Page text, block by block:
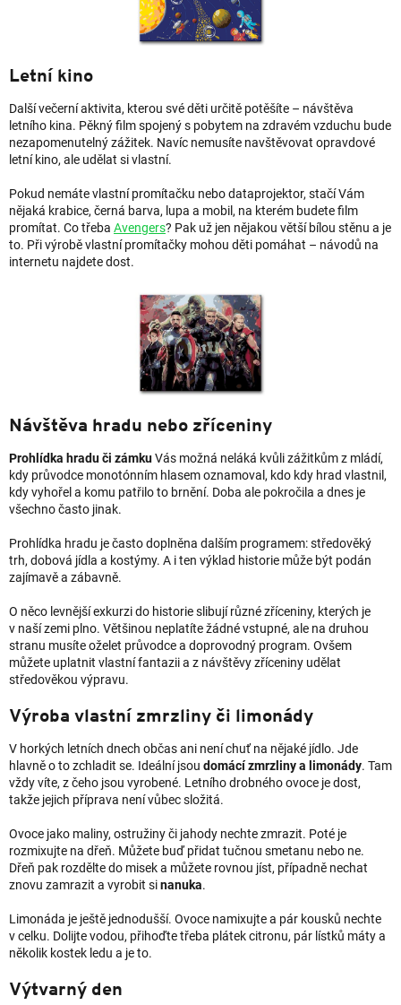
Letní kino
Další večerní aktivita, kterou své děti určitě potěšíte – návštěva
letního kina. Pěkný film spojený s pobytem na zdravém vzduchu bude
nezapomenutelný zážitek. Navíc nemusíte navštěvovat opravdové
letní kino, ale udělat si vlastní.
Pokud nemáte vlastní promítačku nebo dataprojektor, stačí Vám
nějaká krabice, černá barva, lupa a mobil, na kterém budete film
promítat. Co třeba Avengers? Pak už jen nějakou větší bílou stěnu a je
to. Při výrobě vlastní promítačky mohou děti pomáhat – návodů na
internetu najdete dost.
Návštěva hradu nebo zříceniny
Prohlídka hradu či zámkuVás možná neláká kvůli zážitkům z mládí,
kdy průvodce monotónním hlasem oznamoval, kdo kdy hrad vlastnil,
kdy vyhořel a komu patřilo to brnění. Doba ale pokročila a dnes je
všechno často jinak.
Prohlídka hradu je často doplněna dalším programem: středověký
trh, dobová jídla a kostýmy. A i ten výklad historie může být podán
zajímavě a zábavně.
O něco levnější exkurzi do historie slibují různé zříceniny, kterých je
v naší zemi plno. Většinou neplatíte žádné vstupné, ale na druhou
stranu musíte oželet průvodce a doprovodný program. Ovšem
můžete uplatnit vlastní fantazii a z návštěvy zříceniny udělat
středověkou výpravu.
Výroba vlastní zmrzliny či limonády
V horkých letních dnech občas ani není chuť na nějaké jídlo. Jde
hlavně o to zchladit se. Ideální jsou domácí zmrzliny a limonády. Tam
vždy víte, z čeho jsou vyrobené. Letního drobného ovoce je dost,
takže jejich příprava není vůbec složitá.
Ovoce jako maliny, ostružiny či jahody nechte zmrazit. Poté je
rozmixujte na dřeň. Můžete buď přidat tučnou smetanu nebo ne.
Dřeň pak rozdělte do misek a můžete rovnou jíst, případně nechat
znovu zamrazit a vyrobit sinanuka.
Limonáda je ještě jednodušší. Ovoce namixujte a pár kousků nechte
v celku. Dolijte vodou, přihoďte třeba plátek citronu, pár lístků máty a
několik kostek ledu a je to.
Výtvarný den